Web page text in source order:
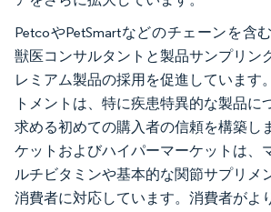
PetcoやPetSmartなどのチェーンを含
獣医コンサルタントと製品サンプリン
レミアム製品の採用を促進しています
トメントは、特に疾患特異的な製品に
求める初めての購入者の信頼を構築し
ケットおよびハイパーマーケットは、
ルチビタミンや基本的な関節サプリメ
消費者に対応しています。消費者がよ